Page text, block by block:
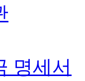
명세서